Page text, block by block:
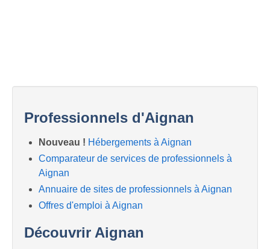
Professionnels d'Aignan
Nouveau ! Hébergements à Aignan
Comparateur de services de professionnels à
Aignan
Annuaire de sites de professionnels à Aignan
Offres d'emploi à Aignan
Découvrir Aignan